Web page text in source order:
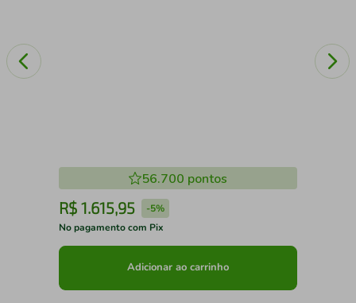
56.700 pontos
R$ 1.615,95 -5%
No pagamento com Pix
Adicionar ao carrinho